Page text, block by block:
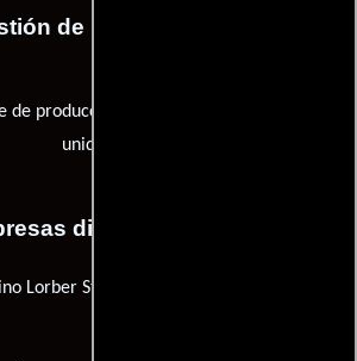
de producción
de producción) y
unidad)
distribuidoras
Lorber Studio Classics